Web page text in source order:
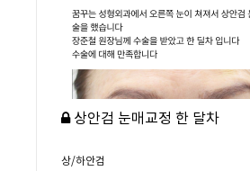
상안검 눈매교정 한 달차
상/하안검